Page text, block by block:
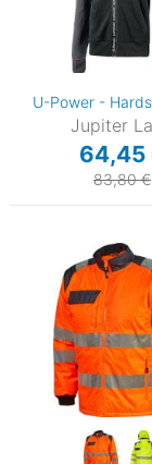
U-Power -
Jupiter
64,45
83,80 €